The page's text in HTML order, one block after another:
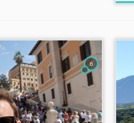
6